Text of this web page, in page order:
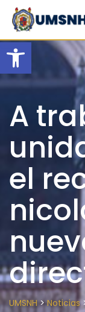
Open
Skip
content
A
el
UMSNH>Noticias